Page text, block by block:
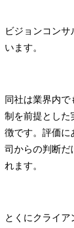
ビジョンコン
います。
同社は業界内
制を前提とした
徴です。評価に
司からの判断だ
れます。
とくにクライ